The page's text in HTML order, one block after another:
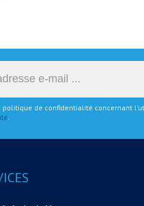
politique de confidentialité concernant